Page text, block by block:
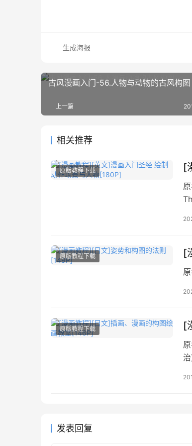
生成海报
古风漫画入门-56.人物与动物的古风构图
上一篇
相关推荐
原版教程下载 [
原版教程下载 [
原版教程下载 [
发表回复